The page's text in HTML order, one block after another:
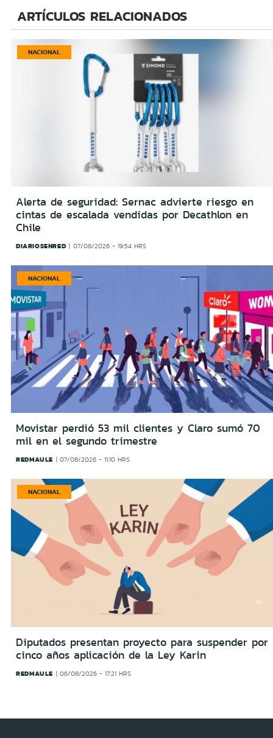
ARTÍCULOS RELACIONADOS
NACIONAL
Alerta de seguridad: Sernac advierte riesgo en
cintas de escalada vendidas por Decathlon en
Chile
DIARIOSENRED 07/08/2026 - 19:54 HRS
NACIONAL
Movistar perdió 53 mil clientes y Claro sumó 70
mil en el segundo trimestre
REDMAULE 07/08/2026 - 11:10 HRS
NACIONAL
Diputados presentan proyecto para suspender por
cinco años aplicación de la Ley Karin
REDMAULE 06/08/2026 - 17:21 HRS